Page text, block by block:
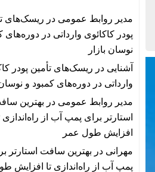
مدیر روابط عمومی در ریسک‌های
پودر کاکائوی وارداتی در دوره‌های
نوسان بازار
آشنایی در ریسک‌های تأمین پودر
وارداتی در دوره‌های کمبود و نوسان
مدیر روابط عمومی در بهترین
استارتر برای پمپ آب از راه‌اندازی
افزایش طول عمر
مهرانی در بهترین سافت استارتر
پمپ آب از راه‌اندازی تا افزایش